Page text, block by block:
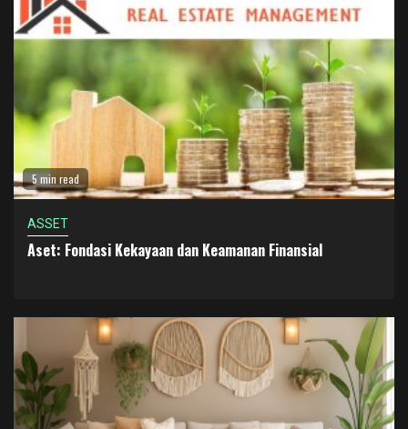
5 min read
ASSET
Aset: Fondasi Kekayaan dan Keamanan Finansial